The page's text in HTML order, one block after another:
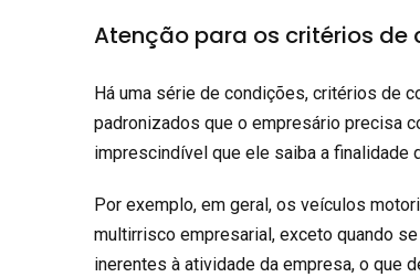
Atenção para os critérios de
Há uma série de condições, critérios de
padronizados que o empresário precisa
imprescindível que ele saiba a finalidade
Por exemplo, em geral, os veículos
multirrisco empresarial, exceto quando
inerentes à atividade da empresa, o que